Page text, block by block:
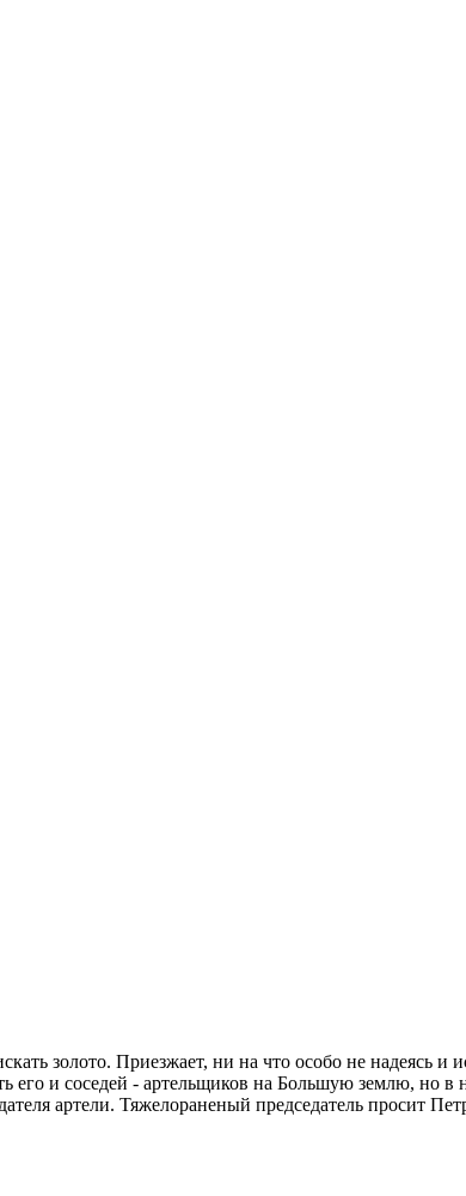
золото. Приезжает, ни на что особо не надеясь и
его и соседей - артельщиков на Большую землю, но
артели. Тяжелораненый председатель просит